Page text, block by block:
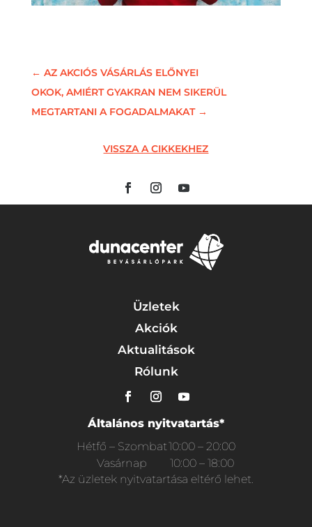
← AZ AKCIÓS VÁSÁRLÁS ELŐNYEI
OKOK, AMIÉRT GYAKRAN NEM SIKERÜL
MEGTARTANI A FOGADALMAKAT→
VISSZA A CIKKEKHEZ
Üzletek
Akciók
Aktualitások
Rólunk
Általános nyitvatartás*
Hétfő – Szombat10:00 – 20:00
Vasárnap
10:00 – 18:00
*Az üzletek nyitvatartása eltérő lehet.